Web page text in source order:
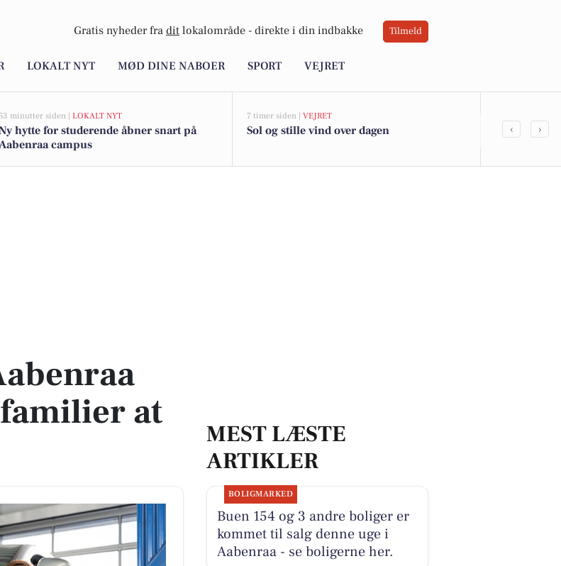
Gratis nyheder fra dit lokalområde - direkte i din indbakke Tilmeld
LOKALT NYT MØD DINE NABOER SPORT VEJRET
53 minutter siden | LOKALT NYT
hytte for studerende åbner snart på
campus
7 timer siden | VEJRET
Sol og stille vind over dagen
Aabenraa
‹ ›
tid
at
MEST LÆSTE
ARTIKLER
BOLIGMARKED
Buen 154 og 3 andre boliger er
kommet til salg denne uge i
Aabenraa - se boligerne her.